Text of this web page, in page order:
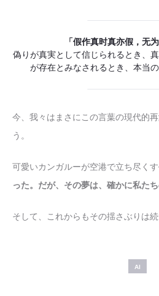
「假作真时真亦假，无
偽りが真実として信じられるとき、
が存在とみなされるとき、本当
今、我々はまさにこの言葉の現代的
う。
可愛いカンガルーが空港で立ち尽く
った。だが、その夢は、確かに私た
そして、これからもその揺さぶりは続
AI